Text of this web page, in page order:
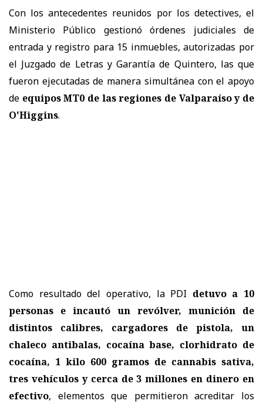
Con los antecedentes reunidos por los detectives, el
Ministerio Público gestionó órdenes judiciales de
entrada y registro para 15 inmuebles, autorizadas por
el Juzgado de Letras y Garantía de Quintero, las que
fueron ejecutadas de manera simultánea con el apoyo
de equipos MT0 de las regiones de Valparaíso y de
O'Higgins.
Como resultado del operativo, la PDI detuvo a 10
personas e incautó un revólver, munición de
distintos calibres, cargadores de pistola, un
chaleco antibalas, cocaína base, clorhidrato de
cocaína, 1 kilo 600 gramos de cannabis sativa,
tres vehículos y cerca de 3 millones en dinero en
efectivo, elementos que permitieron acreditar los